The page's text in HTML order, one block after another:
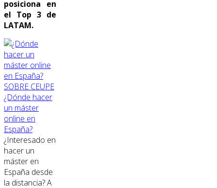
posiciona en
el Top 3 de
LATAM.
SOBRE CEUPE
¿Dónde hacer
un máster
online en
España?
¿Interesado en
hacer un
máster en
España desde
la distancia? A